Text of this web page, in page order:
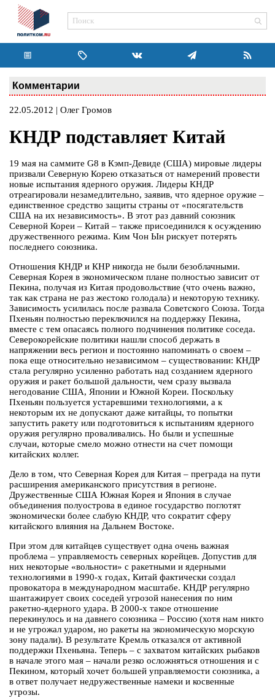
Комментарии
22.05.2012 | Олег Громов
КНДР подставляет Китай
19 мая на саммите G8 в Кэмп-Девиде (США) мировые лидеры
призвали Северную Корею отказаться от намерений провести
новые испытания ядерного оружия. Лидеры КНДР
отреагировали незамедлительно, заявив, что ядерное оружие –
единственное средство защиты страны от «посягательств
США на их независимость». В этот раз давний союзник
Северной Кореи – Китай – также присоединился к осуждению
дружественного режима. Ким Чон Ын рискует потерять
последнего союзника.
Отношения КНДР и КНР никогда не были безоблачными.
Северная Корея в экономическом плане полностью зависит от
Пекина, получая из Китая продовольствие (что очень важно,
так как страна не раз жестоко голодала) и некоторую технику.
Зависимость усилилась после развала Советского Союза. Тогда
Пхеньян полностью переключился на поддержку Пекина,
вместе с тем опасаясь полного подчинения политике соседа.
Северокорейские политики нашли способ держать в
напряжении весь регион и постоянно напоминать о своем –
пока еще относительно независимом – существовании: КНДР
стала регулярно усиленно работать над созданием ядерного
оружия и ракет большой дальности, чем сразу вызвала
негодование США, Японии и Южной Кореи. Поскольку
Пхеньян пользуется устаревшими технологиями, а к
некоторым их не допускают даже китайцы, то попытки
запустить ракету или подготовиться к испытаниям ядерного
оружия регулярно проваливались. Но были и успешные
случаи, которые смело можно отнести на счет помощи
китайских коллег.
Дело в том, что Северная Корея для Китая – преграда на пути
расширения американского присутствия в регионе.
Дружественные США Южная Корея и Япония в случае
объединения полуострова в единое государство поглотят
экономически более слабую КНДР, что сократит сферу
китайского влияния на Дальнем Востоке.
При этом для китайцев существует одна очень важная
проблема – управляемость северных корейцев. Допустив для
них некоторые «вольности» с ракетными и ядерными
технологиями в 1990-х годах, Китай фактически создал
провокатора в международном масштабе. КНДР регулярно
шантажирует своих соседей угрозой нанесения по ним
ракетно-ядерного удара. В 2000-х такое отношение
перекинулось и на давнего союзника – Россию (хотя нам никто
и не угрожал ударом, но ракеты на экономическую морскую
зону падали). В результате Кремль отказался от активной
поддержки Пхеньяна. Теперь – с захватом китайских рыбаков
в начале этого мая – начали резко осложняться отношения и с
Пекином, который хочет большей управляемости союзника, а
в ответ получает недружественные намеки и косвенные
угрозы.